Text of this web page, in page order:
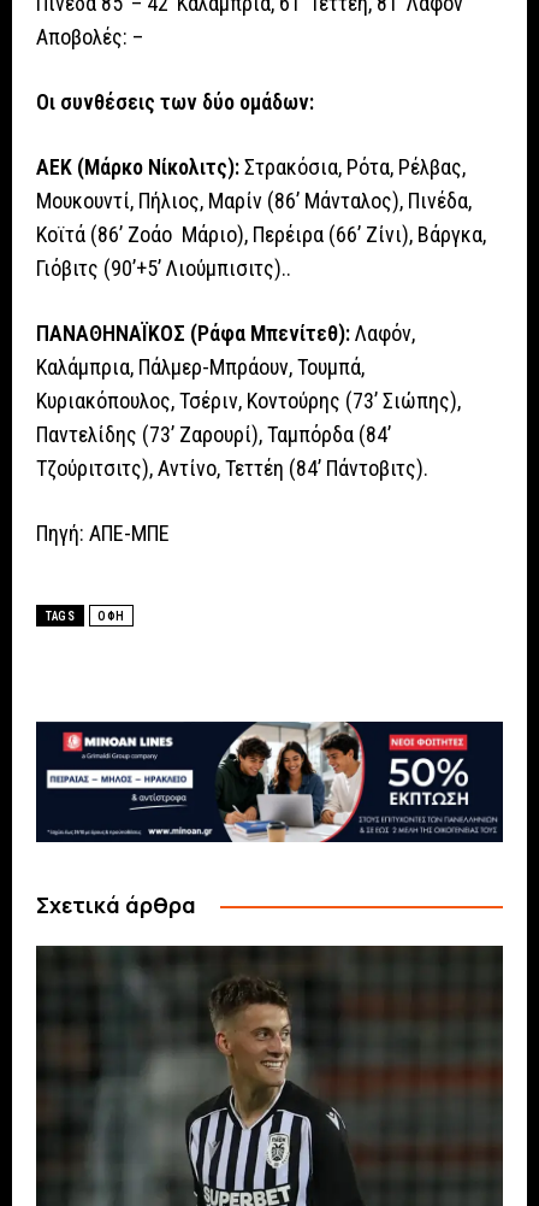
Αποβολές: –
Οι συνθέσεις των δύο ομάδων:
ΑΕΚ (Μάρκο Νίκολιτς):Στρακόσια, Ρότα, Ρέλβας,
Μουκουντί, Πήλιος, Μαρίν (86’ Μάνταλος), Πινέδα,
Κοϊτά (86’ Ζοάο Μάριο), Περέιρα (66’ Ζίνι), Βάργκα,
Γιόβιτς (90’+5’ Λιούμπισιτς)..
ΠΑΝΑΘΗΝΑΪΚΟΣ (Ράφα Μπενίτεθ):Λαφόν,
Καλάμπρια, Πάλμερ-Μπράουν, Τουμπά,
Κυριακόπουλος, Τσέριν, Κοντούρης (73’ Σιώπης),
Παντελίδης (73’ Ζαρουρί), Ταμπόρδα (84’
Τζούριτσιτς), Αντίνο, Τεττέη (84’ Πάντοβιτς).
Πηγή: ΑΠΕ-ΜΠΕ
TAGS ΟΦΗ
Σχετικά άρθρα